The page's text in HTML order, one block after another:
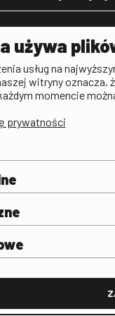
filmowa
używa
usług na
witryny oznacza,
momencie
prywatności